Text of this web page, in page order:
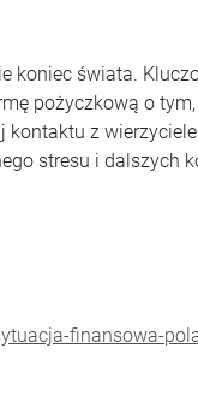
koniec świata.
pożyczkową o tym,
kontaktu z
stresu i dalszych
finansowa-